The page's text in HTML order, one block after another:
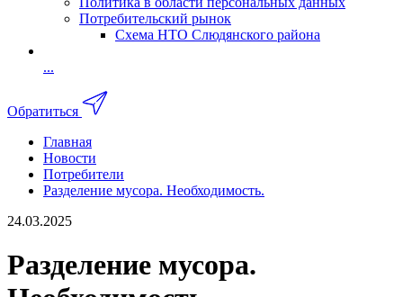
Потребительский рынок
Схема НТО Слюдянского района
...
Обратиться
Главная
Новости
Потребители
Разделение мусора. Необходимость.
24.03.2025
Разделение мусора.